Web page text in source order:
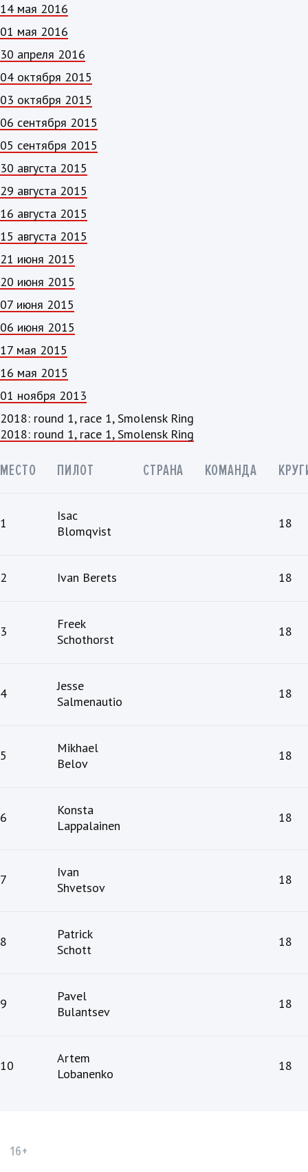
14 мая 2016
01 мая 2016
30 апреля 2016
04 октября 2015
03 октября 2015
06 сентября 2015
05 сентября 2015
30 августа 2015
29 августа 2015
16 августа 2015
15 августа 2015
21 июня 2015
20 июня 2015
07 июня 2015
06 июня 2015
17 мая 2015
16 мая 2015
01 ноября 2013
2018: round 1, race 1, Smolensk Ring
2018: round 1, race 1, Smolensk Ring
МЕСТО ПИЛОТ СТРАНА КОМАНДА
1
Isac
Blomqvist
18
2 Ivan Berets 18
3
Freek
Schothorst
18
4
Jesse
Salmenautio
18
5
Mikhael
Belov
18
6
Konsta
Lappalainen
18
7
Ivan
Shvetsov
18
8
Patrick
Schott
18
9
Pavel
Bulantsev
18
10
Artem
Lobanenko
18
16+